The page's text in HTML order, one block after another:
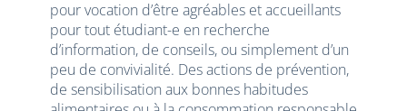
pour vocation d’être agréables et accueillants
pour tout étudiant-e en recherche
d’information, de conseils, ou simplement d’un
peu de convivialité. Des actions de prévention,
de sensibilisation aux bonnes habitudes